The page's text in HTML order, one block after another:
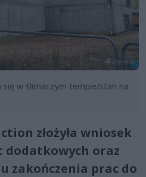
w ślimaczym tempie/stan na
złożyła wniosek
oraz
zakończenia prac do